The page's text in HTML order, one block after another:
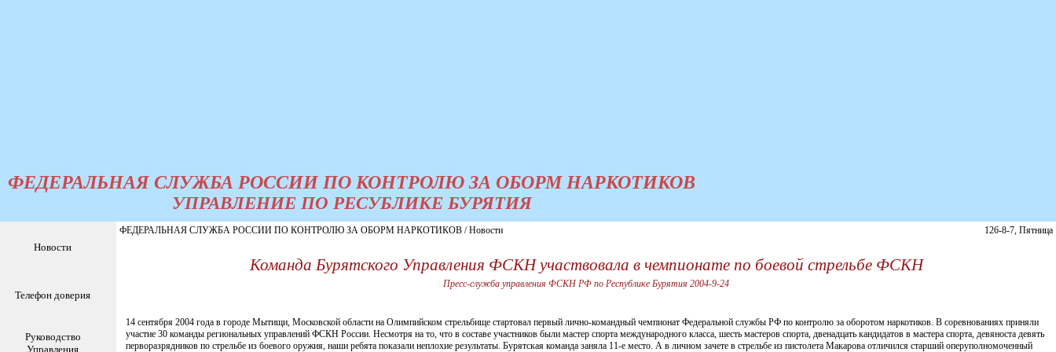
ФЕДЕРАЛЬНАЯ СЛУЖБА РОССИИ ПО КОНТРОЛЮ ЗА ОБОРМ НАРКОТИКОВ
УПРАВЛЕНИЕ ПО РЕСУБЛИКЕ БУРЯТИЯ
Новости
Телефон доверия
Руководство
Управления
ФЕДЕРАЛЬНАЯ СЛУЖБА РОССИИ ПО КОНТРОЛЮ ЗА ОБОРМ НАРКОТИКОВ / Новости 126-8-7, Пятница
Команда Бурятского Управления ФСКН участвовала в чемпионате по боевой стрельбе ФСКН
Пресс-служба управления ФСКН РФ по Республике Бурятия 2004-9-24
14 сентября 2004 года в городе Мытищи, Московской области на Олимпийском стрельбище стартовал первый лично-командный чемпионат Федеральной службы РФ по контролю за оборотом наркотиков. В соревнованиях приняли
участие 30 команды региональных управлений ФСКН России. Несмотря на то, что в составе участников были мастер спорта международного класса, шесть мастеров спорта, двенадцать кандидатов в мастера спорта, девяноста девять
перворазрядников по стрельбе из боевого оружия, наши ребята показали неплохие результаты. Бурятская команда заняла 11-е место. А в личном зачете в стрельбе из пистолета Макарова отличился старший оперуполномоченный